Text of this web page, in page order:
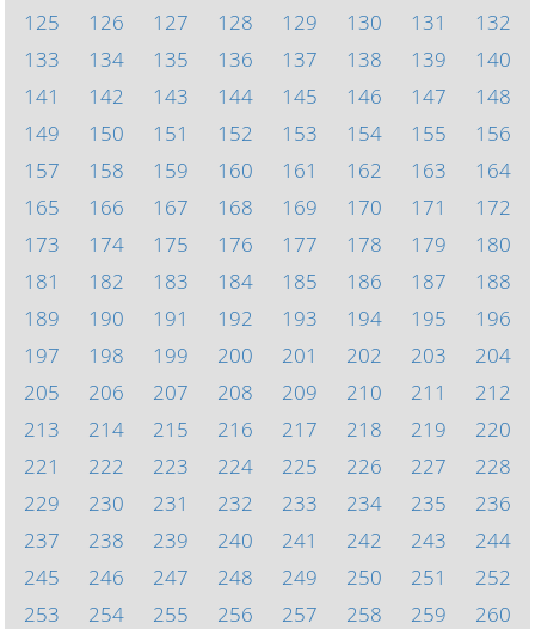
125
126 127 128 129 130 131
132
133
134 135 136 137 138 139
140
141
142 143 144 145 146 147
148
149
150 151 152 153 154 155
156
157
158 159 160 161 162 163
164
165
166 167 168 169 170 171
172
173
174 175 176 177 178 179
180
181
182 183 184 185 186 187
188
189
190 191 192 193 194 195
196
197
198 199 200 201 202 203
204
205
206 207 208 209 210 211
212
213
214 215 216 217 218 219
220
221
222 223 224 225 226 227
228
229
230 231 232 233 234 235
236
237
238 239 240 241 242 243
244
245
246 247 248 249 250 251
252
253
254 255 256 257 258 259
260